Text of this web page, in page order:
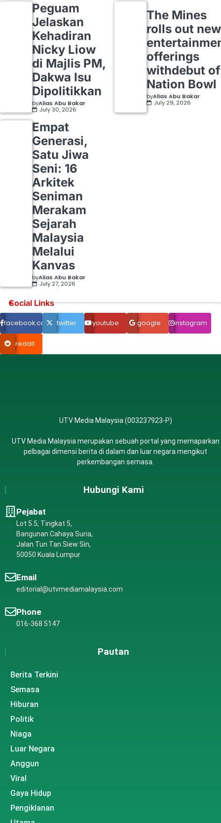
Peguam
Jelaskan
Kehadiran
Nicky Liow
di Majlis PM,
Dakwa Isu
Dipolitikkan
byAlias Abu Bakar
July 30, 2026
The Mines
rolls out new
offerings
withdebut of
Nation Bowl
byAlias Abu Bakar
July 29, 2026
Empat
Generasi,
Satu Jiwa
Seni: 16
Arkitek
Seniman
Merakam
Sejarah
Malaysia
Melalui
Kanvas
byAlias Abu Bakar
July 27, 2026
Social Links
facebook.com twitter youtube google instagram
reddit
UTV Media Malaysia (003237923-P)
UTV Media Malaysia merupakan sebuah portal yang memaparkan
pelbagai dimensi berita di dalam dan luar negara mengikut
perkembangan semasa.
Hubungi Kami
Pejabat
Lot 5.5, Tingkat 5,
Bangunan Cahaya Suria,
Jalan Tun Tan Siew Sin,
50050 Kuala Lumpur
Email
editorial@utvmediamalaysia.com
Phone
016-368 5147
Pautan
Berita Terkini
Semasa
Hiburan
Politik
Niaga
Luar Negara
Anggun
Viral
Gaya Hidup
Pengiklanan